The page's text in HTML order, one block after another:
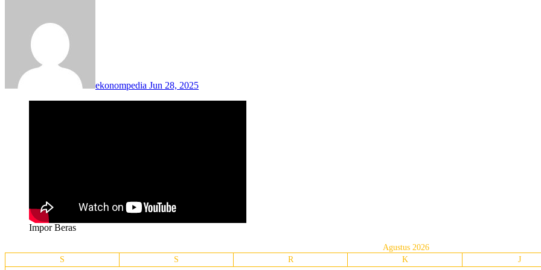
ekonompedia Jun 28, 2025
Impor Beras
Agustus 2026
S
S R K J